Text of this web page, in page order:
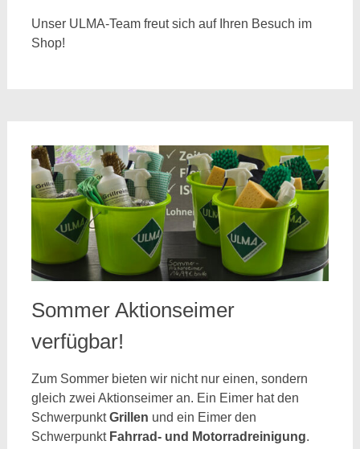
Unser ULMA-Team freut sich auf Ihren Besuch im
Shop!
Sommer Aktionseimer
verfügbar!
Zum Sommer bieten wir nicht nur einen, sondern
gleich zwei Aktionseimer an. Ein Eimer hat den
SchwerpunktGrillen und ein Eimer den
Schwerpunkt Fahrrad- und Motorradreinigung.